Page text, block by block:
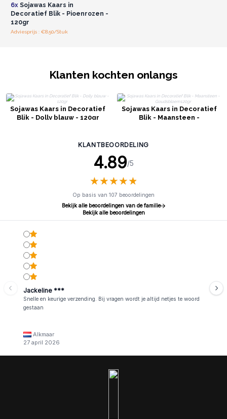
6xSojawas Kaars in
Decoratief Blik - Pioenrozen -
120gr
Adviesprijs : €8.50/Stuk
Klanten kochten onlangs
Sojawas Kaars in Decoratief
Blik - Dolly blauw - 120gr
Sojawas Kaars in Decoratief
Blik - Maansteen -
KLANTBEOORDELING
4.89/5
★★★★★
★★★★★
Op basis van 107 beoordelingen
Bekijk alle beoordelingen van de familie
Bekijk alle beoordelingen
Jackeline ***
Snelle en keurige verzending. Bij vragen wordt je altijd netjes te woord
gestaan
Alkmaar
27 april 2026